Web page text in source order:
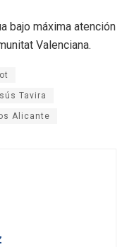
bajo máxima atención
Valenciana.
Tavira
Alicante